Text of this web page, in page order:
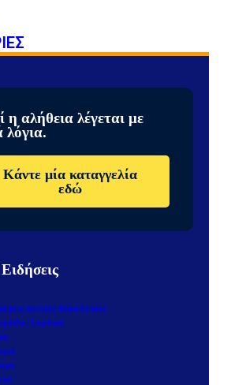
η αλήθεια λέγεται με
λόγια.
Κάντε μία καταγγελία
εδώ
Δυτικής Μακεδονίας
/ Εορδαία